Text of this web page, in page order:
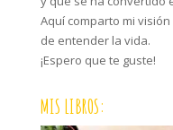
Aquí comparto mi
de entender la vida.
¡Espero que te guste!
MIS LIBROS: